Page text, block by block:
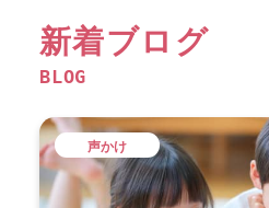
新着ブログ
BLOG
声かけ